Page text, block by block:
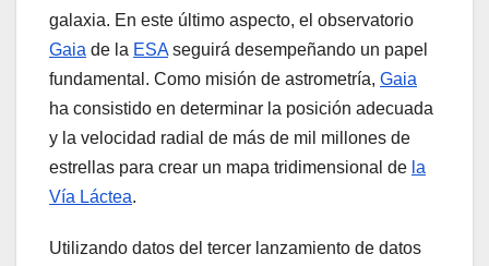
galaxia. En este último aspecto, el observatorio
Gaia de la ESAseguirá desempeñando un papel
fundamental. Como misión de astrometría, Gaia
ha consistido en determinar la posición adecuada
y la velocidad radial de más de mil millones de
estrellas para crear un mapa tridimensional de la
Vía Láctea.
Utilizando datos del tercer lanzamiento de datos